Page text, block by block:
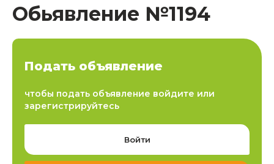
Обьявление №1194
Подать объявление
чтобы подать объявление войдите или
зарегистрируйтесь
Войти